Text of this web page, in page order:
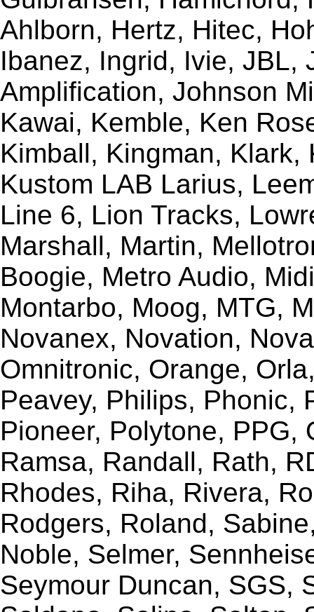
Ahlborn, Hertz, Hitec,
Ibanez, Ingrid, Ivie, JBL,
Amplification, Johnson
Kawai, Kemble, Ken
Kimball, Kingman,
Kustom LAB Larius,
Line 6, Lion Tracks,
Marshall, Martin,
Boogie, Metro Audio,
Montarbo, Moog, MTG,
Novanex, Novation,
Omnitronic, Orange,
Peavey, Philips, Phonic,
Pioneer, Polytone, PPG,
Ramsa, Randall, Rath,
Rhodes, Riha, Rivera,
Rodgers, Roland,
Noble, Selmer,
Seymour Duncan, SGS,